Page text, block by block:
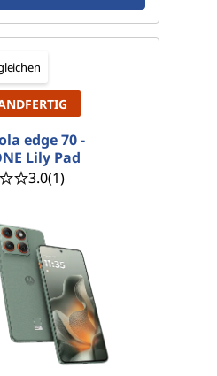
edge 70 -
Lily Pad
3.0(1)